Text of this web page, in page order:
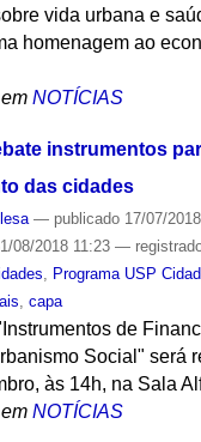
vida urbana e
homenagem ao
NOTÍCIAS
instrumentos
das cidades
— publicado17/07/2018
08/2018 11:23 —
Programa USP
capa
de
Social" será
às 14h, na Sala
NOTÍCIAS